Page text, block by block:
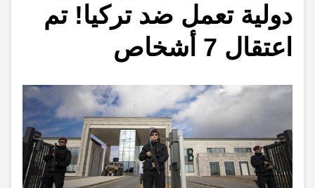
دولية تعمل ضد تركيا! تم
اعتقال 7 أشخاص